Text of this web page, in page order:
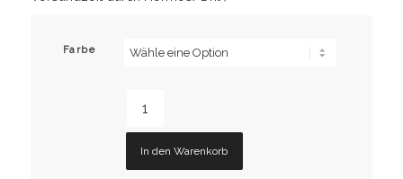
Farbe
In den Warenkorb